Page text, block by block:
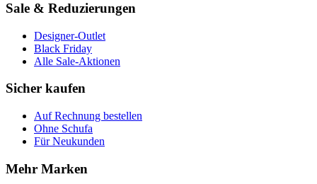
Sale & Reduzierungen
Designer-Outlet
Black Friday
Alle Sale-Aktionen
Sicher kaufen
Auf Rechnung bestellen
Ohne Schufa
Für Neukunden
Mehr Marken